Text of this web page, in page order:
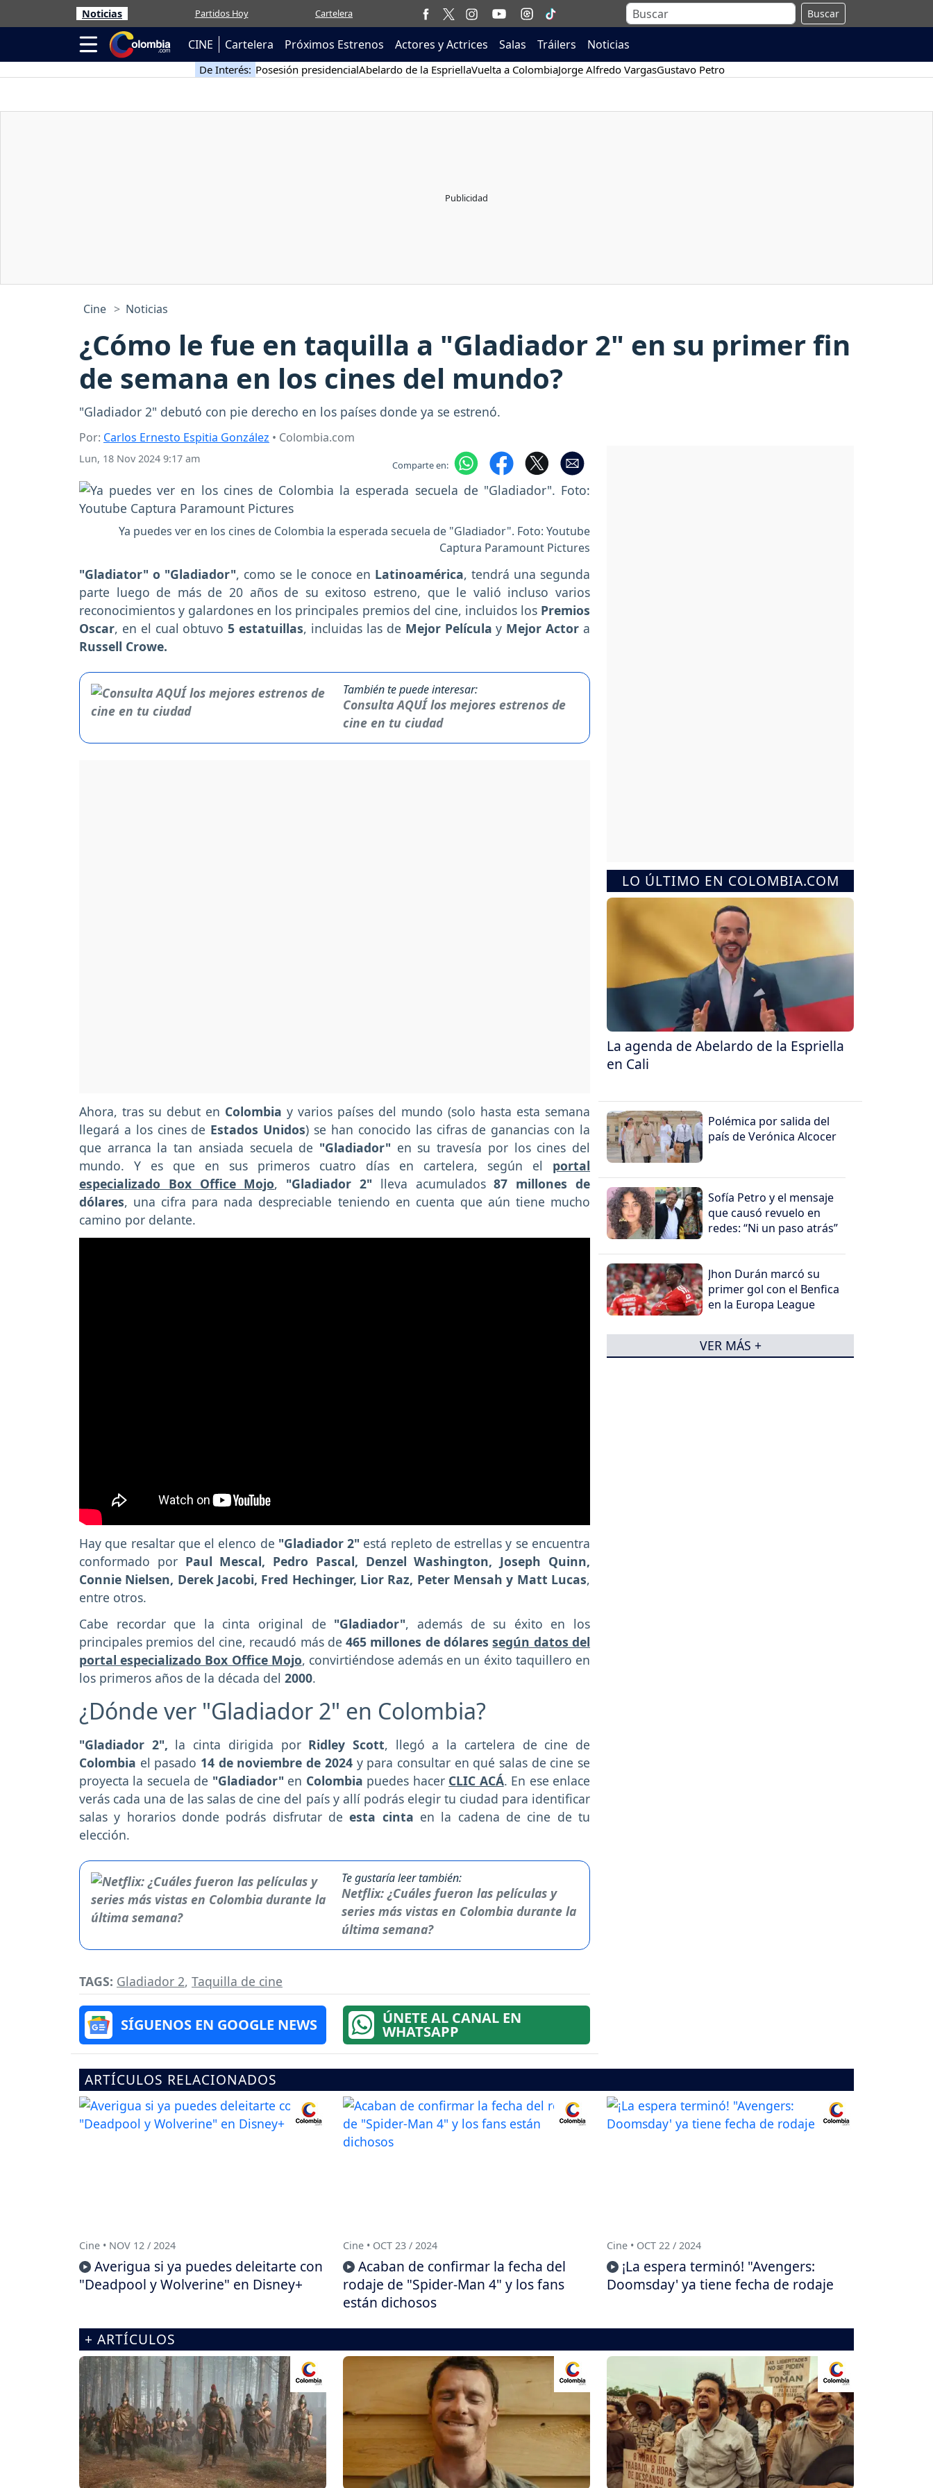
Noticias Partidos Hoy Cartelera Buscar
CINE Cartelera Próximos Estrenos Actores y Actrices Salas Tráilers Noticias
De Interés: Posesión presidencialAbelardo de la EspriellaVuelta a ColombiaJorge Alfredo VargasGustavo Petro
Cine Noticias
¿Cómo le fue en taquilla a "Gladiador 2" en su primer fin
de semana en los cines del mundo?
"Gladiador 2" debutó con pie derecho en los países donde ya se estrenó.
Por: Carlos Ernesto Espitia González • Colombia.com
Lun, 18 Nov 2024 9:17 am Comparte en:
Ya puedes ver en los cines de Colombia la esperada secuela de "Gladiador". Foto: Youtube
Captura Paramount Pictures
"Gladiator" o "Gladiador", como se le conoce en Latinoamérica, tendrá una segunda
parte luego de más de 20 años de su exitoso estreno, que le valió incluso varios
reconocimientos y galardones en los principales premios del cine, incluidos los Premios
Oscar, en el cual obtuvo5 estatuillas, incluidas las de Mejor Película y Mejor Actor a
Russell Crowe.
También te puede interesar:
Consulta AQUÍ los mejores estrenos de
cine en tu ciudad
Ahora, tras su debut en Colombia y varios países del mundo (solo hasta esta semana
llegará a los cines de Estados Unidos) se han conocido las cifras de ganancias con la
que arranca la tan ansiada secuela de "Gladiador" en su travesía por los cines del
mundo. Y es que en sus primeros cuatro días en cartelera, según el portal
especializado Box Office Mojo, "Gladiador 2" lleva acumulados87 millones de
dólares, una cifra para nada despreciable teniendo en cuenta que aún tiene mucho
camino por delante.
Hay que resaltar que el elenco de "Gladiador 2" está repleto de estrellas y se encuentra
conformado por Paul Mescal, Pedro Pascal, Denzel Washington, Joseph Quinn,
Connie Nielsen, Derek Jacobi, Fred Hechinger, Lior Raz, Peter Mensah y Matt Lucas,
entre otros.
Cabe recordar que la cinta original de "Gladiador", además de su éxito en los
principales premios del cine, recaudó más de465 millones de dólares según datos del
portal especializado Box Office Mojo, convirtiéndose además en un éxito taquillero en
los primeros años de la década del 2000.
¿Dónde ver "Gladiador 2" en Colombia?
"Gladiador 2", la cinta dirigida por Ridley Scott, llegó a la cartelera de cine de
Colombia el pasado 14 de noviembre de 2024 y para consultar en qué salas de cine se
proyecta la secuela de "Gladiador" en Colombia puedes hacer CLIC ACÁ. En ese enlace
verás cada una de las salas de cine del país y allí podrás elegir tu ciudad para identificar
salas y horarios donde podrás disfrutar deesta cinta en la cadena de cine de tu
elección.
Te gustaría leer también:
Netflix: ¿Cuáles fueron las películas y
series más vistas en Colombia durante la
última semana?
TAGS: Gladiador 2, Taquilla de cine
SÍGUENOS EN GOOGLE NEWS ÚNETE AL CANAL EN
WHATSAPP
LO ÚLTIMO EN COLOMBIA.COM
La agenda de Abelardo de la Espriella
en Cali
Polémica por salida del
país de Verónica Alcocer
Sofía Petro y el mensaje
que causó revuelo en
redes: “Ni un paso atrás”
Jhon Durán marcó su
primer gol con el Benfica
en la Europa League
VER MÁS +
ARTÍCULOS RELACIONADOS
Cine • NOV 12 / 2024
Averigua si ya puedes deleitarte con
"Deadpool y Wolverine" en Disney+
Cine • OCT 23 / 2024
Acaban de confirmar la fecha del
rodaje de "Spider-Man 4" y los fans
están dichosos
Cine • OCT 22 / 2024
¡La espera terminó! "Avengers:
Doomsday' ya tiene fecha de rodaje
+ ARTÍCULOS